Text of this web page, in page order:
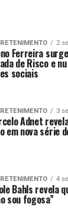
2
Ferreira
de Risco e
sociais
3
Adnet
em nova série
4
Bahls revela
sou fogosa”